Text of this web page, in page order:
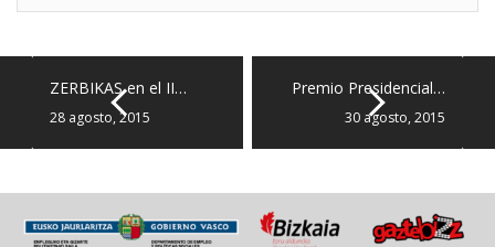
ZERBIKAS en el II…
28 agosto, 2015
Premio Presidencial…
30 agosto, 2015